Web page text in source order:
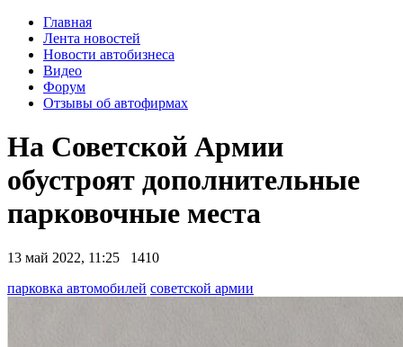
Главная
Лента новостей
Новости автобизнеса
Видео
Форум
Отзывы об автофирмах
На Советской Армии
обустроят дополнительные
парковочные места
13 май 2022, 11:25
1410
парковка автомобилей советской армии